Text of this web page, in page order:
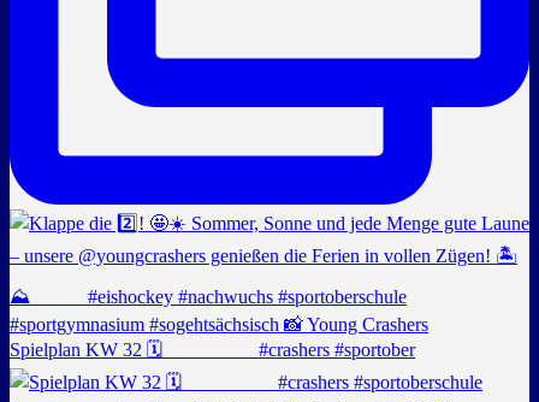
Spielplan KW 32 🗓️ _________ #crashers #sportober